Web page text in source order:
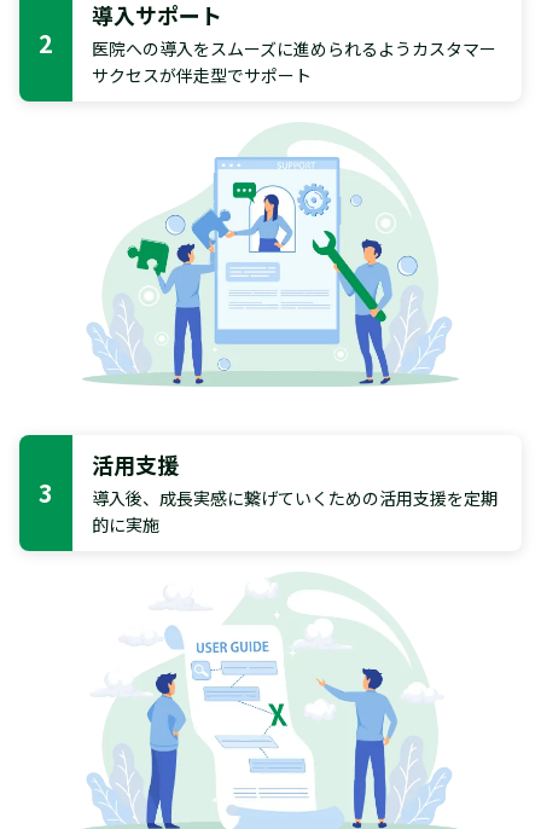
2
導入サポート
医院への導入をスムーズに進められるようカスタマー
サクセスが伴走型でサポート
3
活用支援
導入後、成長実感に繋げていくための活用支援を定期
的に実施